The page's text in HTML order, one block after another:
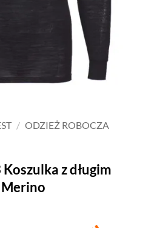
/ ODZIEŻ ROBOCZA
z długim
Merino